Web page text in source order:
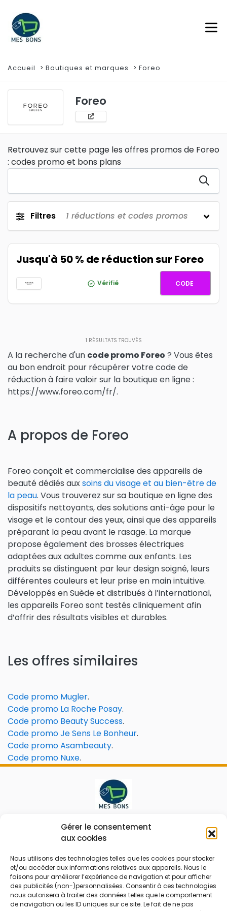
Gérer le consentement
aux cookies
Nous utilisons des technologies telles que les cookies pour stocker
et/ou accéder aux informations relatives aux appareils. Nous le
faisons pour améliorer l’expérience de navigation et pour afficher
des publicités (non-)personnalisées. Consentir à ces technologies
nous autorisera à traiter des données telles que le comportement
de navigation ou les ID uniques sur ce site. Le fait de ne pas
Accueil Boutiques et marques Foreo
Foreo
Retrouvez sur cette page les offres promos de Foreo
: codes promo et bons plans
Filtres 1 réductions et codes promos
Jusqu'à 50 % de réduction sur Foreo
Vérifié CODE
1 RÉSULTATS TROUVÉS
A la recherche d'un code promo Foreo ? Vous êtes
au bon endroit pour récupérer votre code de
réduction à faire valoir sur la boutique en ligne :
https://www.foreo.com/fr/.
A propos de Foreo
Foreo conçoit et commercialise des appareils de
beauté dédiés auxsoins du visage et au bien-être de
la peau. Vous trouverez sur sa boutique en ligne des
dispositifs nettoyants, des solutions anti-âge pour le
visage et le contour des yeux, ainsi que des appareils
préparant la peau avant le rasage. La marque
propose également des brosses électriques
adaptées aux adultes comme aux enfants. Les
produits se distinguent par leur design soigné, leurs
différentes couleurs et leur prise en main intuitive.
Développés en Suède et distribués à l’international,
les appareils Foreo sont testés cliniquement afin
d’offrir des résultats visibles et durables.
Les offres similaires
Code promo Mugler.
Code promo La Roche Posay.
Code promo Beauty Success.
Code promo Je Sens Le Bonheur.
Code promo Asambeauty.
Code promo Nuxe.
Le prix peut être réduit !
FAQ
Qui sommes nous
Contactez-nous
Code réduction
Bons plans
Soldes